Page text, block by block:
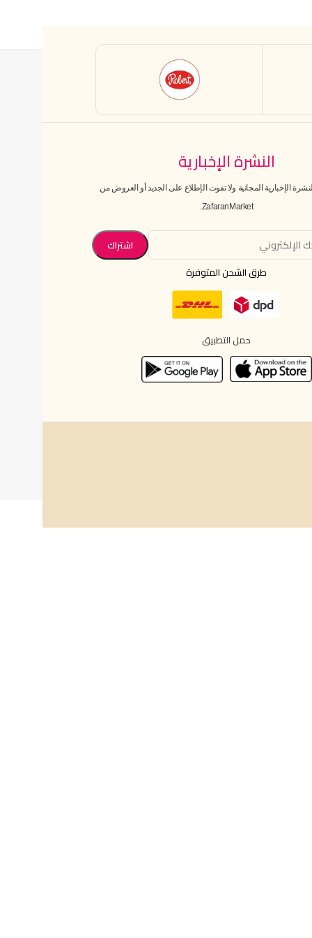
النشرة الإخبارية
الإخبارية المجانية ولا تفوت الإطلاع على الجديد أو العروض من
ZafaranMarket.
طرق الشحن المتوفرة
حمل التطبيق